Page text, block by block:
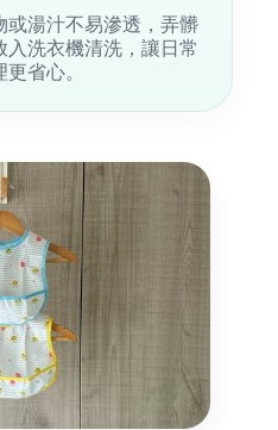
或湯汁不易滲透，弄髒
洗衣機清洗，讓日常
省心。